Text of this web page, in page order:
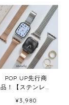
POP UP先行商
品！【ステンレス
¥3,980